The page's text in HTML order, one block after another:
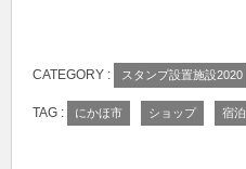
CATEGORY : スタンプ設置施設2020
TAG : にかほ市 ショップ 宿泊